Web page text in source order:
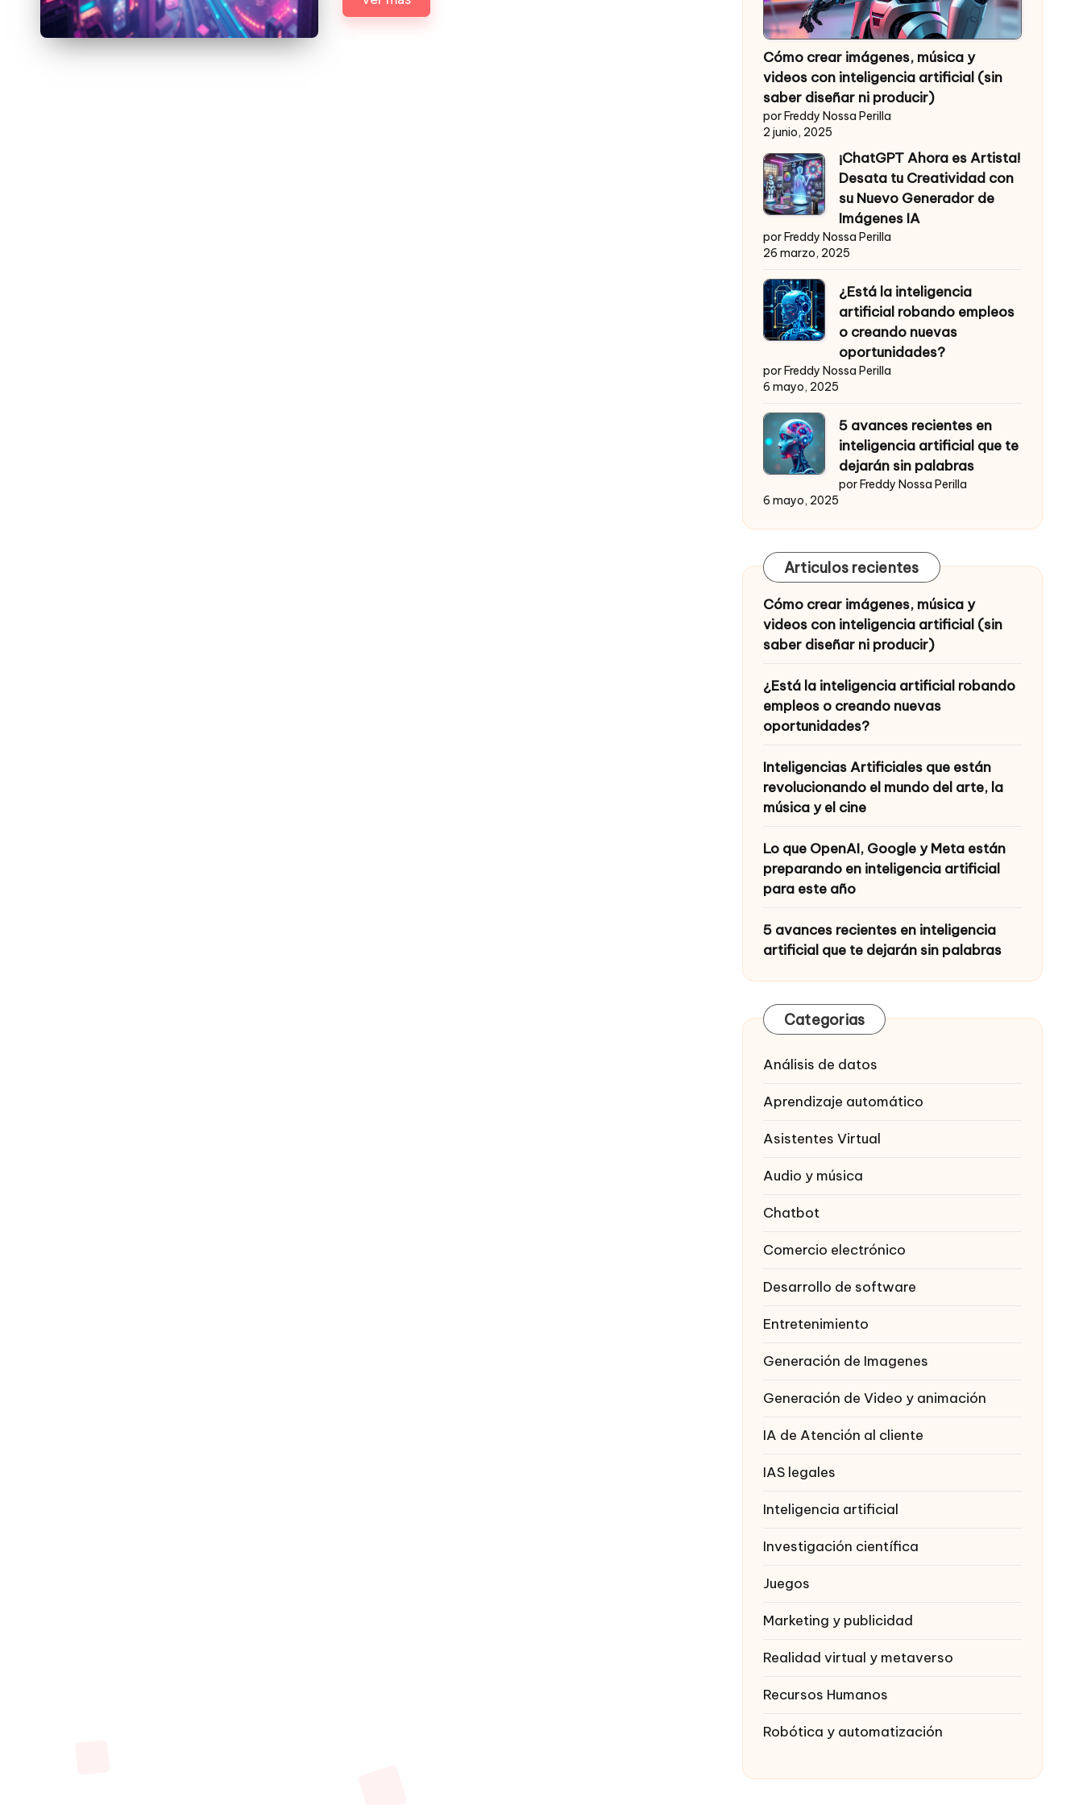
Cómo crear imágenes, música y
videos con inteligencia artificial (sin
saber diseñar ni producir)
por Freddy Nossa Perilla
2 junio, 2025
¡ChatGPT Ahora es Artista!
Desata tu Creatividad con
su Nuevo Generador de
Imágenes IA
por Freddy Nossa Perilla
26 marzo, 2025
¿Está la inteligencia
artificial robando empleos
o creando nuevas
oportunidades?
por Freddy Nossa Perilla
6 mayo, 2025
5 avances recientes en
inteligencia artificial que te
dejarán sin palabras
por Freddy Nossa Perilla
6 mayo, 2025
Articulos recientes
Cómo crear imágenes, música y
videos con inteligencia artificial (sin
saber diseñar ni producir)
¿Está la inteligencia artificial robando
empleos o creando nuevas
oportunidades?
Inteligencias Artificiales que están
revolucionando el mundo del arte, la
música y el cine
Lo que OpenAI, Google y Meta están
preparando en inteligencia artificial
para este año
5 avances recientes en inteligencia
artificial que te dejarán sin palabras
Categorias
Análisis de datos
Aprendizaje automático
Asistentes Virtual
Audio y música
Chatbot
Comercio electrónico
Desarrollo de software
Entretenimiento
Generación de Imagenes
Generación de Video y animación
IA de Atención al cliente
IAS legales
Inteligencia artificial
Investigación científica
Juegos
Marketing y publicidad
Realidad virtual y metaverso
Recursos Humanos
Robótica y automatización